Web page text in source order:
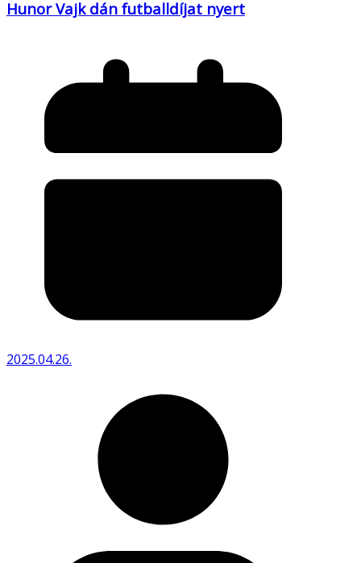
Hunor Vajk dán futballdíjat nyert
2025.04.26.